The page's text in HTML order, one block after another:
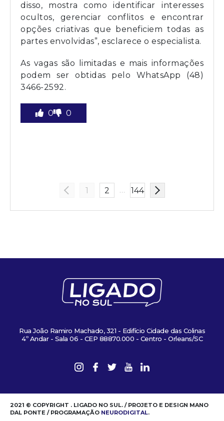
disso, mostra como identificar interesses
ocultos, gerenciar conflitos e encontrar
opções criativas que beneficiem todas as
partes envolvidas”, esclarece o especialista.
As vagas são limitadas e mais informações
podem ser obtidas pelo WhatsApp (48)
3466-2592.
0 0
1 2 … 144
Rua João Ramiro Machado, 321 - Edifício Cidade das Colinas
4º Andar - Sala 06 - CEP 88870.000 - Centro - Orleans/SC
2021 © COPYRIGHT . LIGADO NO SUL. / PROJETO E DESIGN MANO
DAL PONTE / PROGRAMAÇÃO NEURODIGITAL.